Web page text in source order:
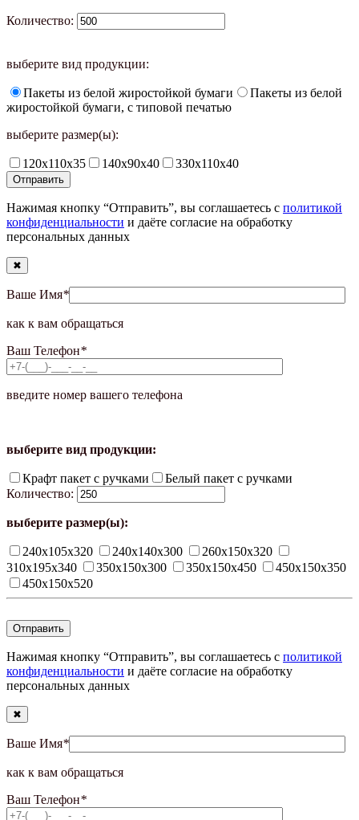
Количество:
выберите вид продукции:
Пакеты из белой жиростойкой бумаги
Пакеты из белой
жиростойкой бумаги, с типовой печатью
выберите размер(ы):
120х110х35 140х90х40 330х110х40
Нажимая кнопку “Отправить”, вы соглашаетесь с политикой
конфиденциальности и даёте согласие на обработку
персональных данных
✖
Ваше Имя*
как к вам обращаться
Ваш Телефон*
введите номер вашего телефона
выберите вид продукции:
Крафт пакет с ручками
Белый пакет с ручками
Количество:
выберите размер(ы):
240х105х320 240х140х300
260х150х320
310х195х340
350х150х300 350х150х450
450х150х350
450х150х520
Нажимая кнопку “Отправить”, вы соглашаетесь с политикой
конфиденциальности и даёте согласие на обработку
персональных данных
✖
Ваше Имя*
как к вам обращаться
Ваш Телефон*